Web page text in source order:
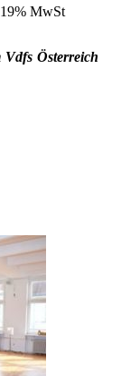
MwSt
Österreich